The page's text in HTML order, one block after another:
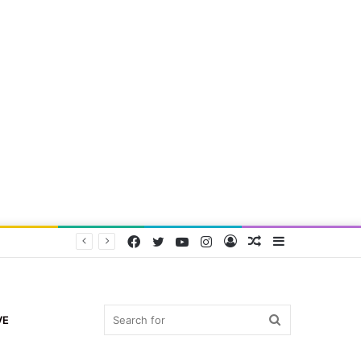
Random
Log
Instagram
YouTube
Twitter
Facebook